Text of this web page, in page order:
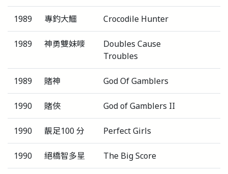
1989 專釣大鱷 Crocodile Hunter
1989 神勇雙妹嘜
Doubles Cause
Troubles
1989 賭神 God Of Gamblers
1990 賭俠 God of Gamblers II
1990 靚足100 分 Perfect Girls
1990 絕橋智多星 The Big Score